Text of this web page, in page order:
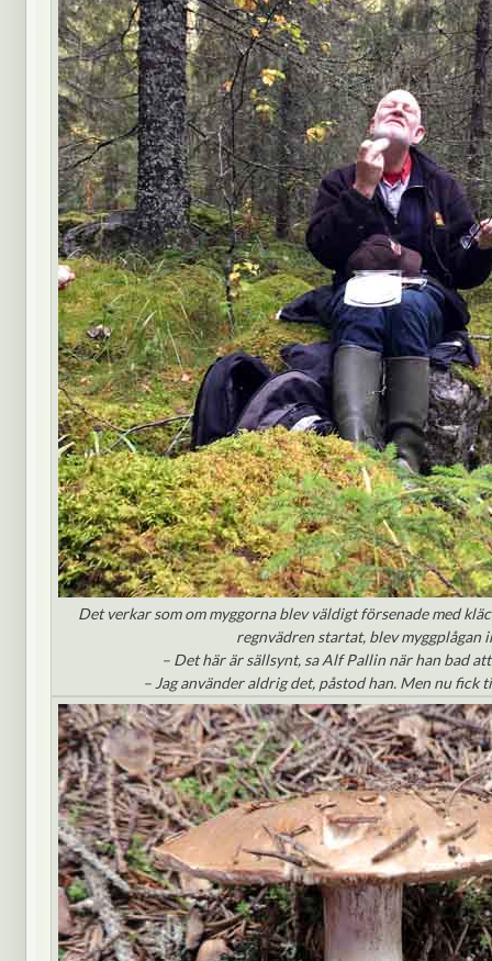
Det verkar som om myggorna blev väldigt försenade med
regnvädren startat, blev myggplågan
– Det här är sällsynt, sa Alf Pallin när han bad
– Jag använder aldrig det, påstod han. Men nu fick